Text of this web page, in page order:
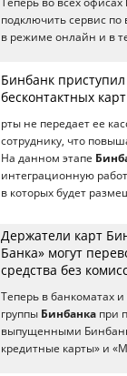
подключить сервис по
в режиме онлайн и в
Бинбанк
бесконтактных
рты не передает ее
сотруднику, что
На данном этапе
интеграционную
в которых будет
Держатели карт
Банка» могут
средства без
Теперь в банкоматах
группы Бинбанка при
выпущенными
кредитные карты» и «М